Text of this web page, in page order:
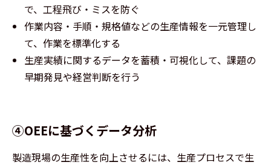
で、工程飛び・ミスを防ぐ
作業内容・手順・規格値などの生産情報を一元管理し
て、作業を標準化する
生産実績に関するデータを蓄積・可視化して、課題の
早期発見や経営判断を行う
④OEEに基づくデータ分析
製造現場の生産性を向上させるには、生産プロセスで生